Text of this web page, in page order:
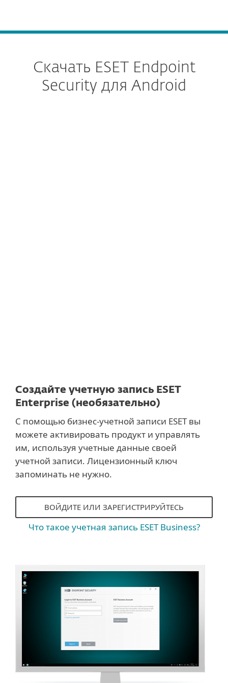
Скачать ESET Endpoint
Security для Android
Создайте учетную запись ESET
Enterprise (необязательно)
С помощью бизнес-учетной записи ESET вы
можете активировать продукт и управлять
им, используя учетные данные своей
учетной записи. Лицензионный ключ
запоминать не нужно.
ВОЙДИТЕ ИЛИ ЗАРЕГИСТРИРУЙТЕСЬ
Что такое учетная запись ESET Business?